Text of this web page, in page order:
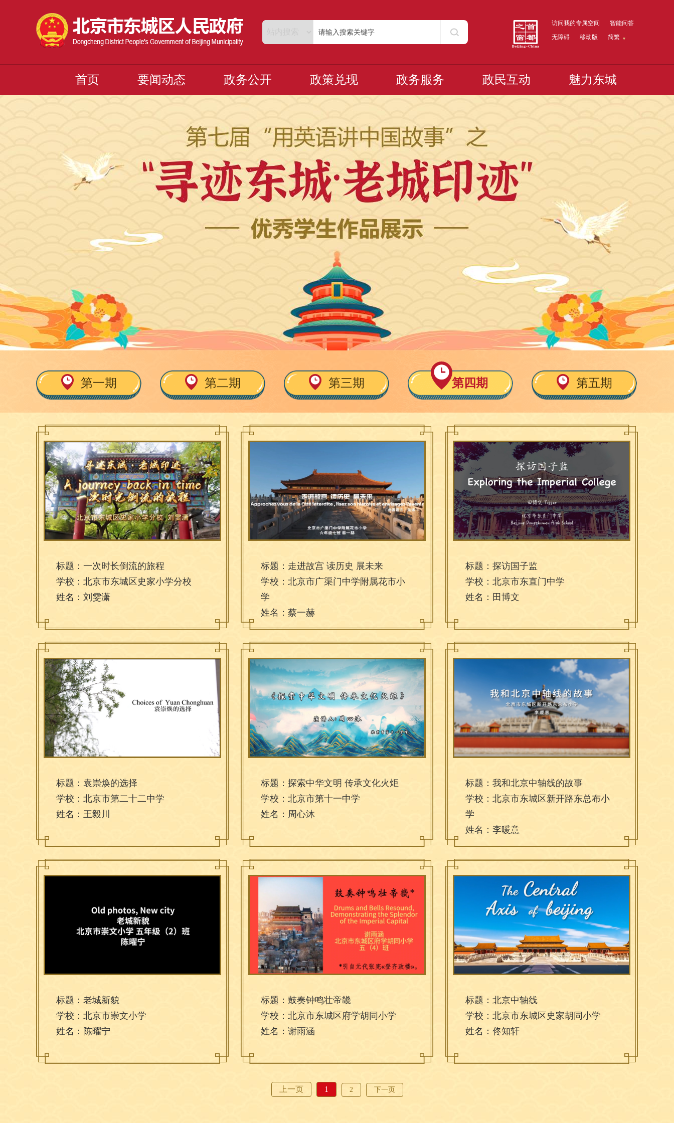
访问我的专属空间
智能问答
无障碍
移动版 简繁
首页 要闻动态 政务公开 政策兑现 政务服务 政民互动 魅力东城
第一期 第二期 第三期 第四期 第五期
标题：一次时长倒流的旅程
学校：北京市东城区史家小学分校
姓名：刘雯潇
标题：走进故宫 读历史 展未来
学校：北京市广渠门中学附属花市小
学
姓名：蔡一赫
标题：探访国子监
学校：北京市东直门中学
姓名：田博文
标题：袁崇焕的选择
学校：北京市第二十二中学
姓名：王毅川
标题：探索中华文明 传承文化火炬
学校：北京市第十一中学
姓名：周心沐
标题：我和北京中轴线的故事
学校：北京市东城区新开路东总布小
学
姓名：李暖意
标题：老城新貌
学校：北京市崇文小学
姓名：陈曜宁
标题：鼓奏钟鸣壮帝畿
学校：北京市东城区府学胡同小学
姓名：谢雨涵
标题：北京中轴线
学校：北京市东城区史家胡同小学
姓名：佟知轩
上一页 1 2 下一页